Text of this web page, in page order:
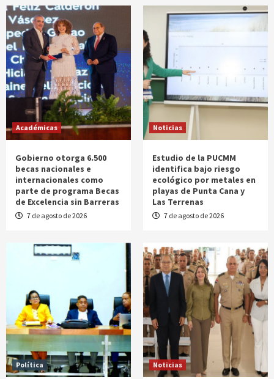
Académicas
Gobierno otorga 6.500
becas nacionales e
internacionales como
parte de programa Becas
de Excelencia sin Barreras
7 de agosto de 2026
Noticias
Estudio de la PUCMM
identifica bajo riesgo
ecológico por metales en
playas de Punta Cana y
Las Terrenas
7 de agosto de 2026
Política Noticias